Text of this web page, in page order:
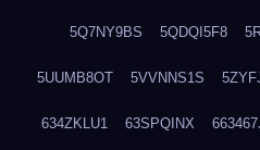
5Q7NY9BS 5QDQI5F8
5UUMB8OT 5VVNNS1S
634ZKLU1 63SPQINX